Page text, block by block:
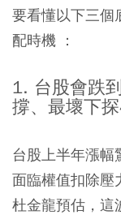
要看懂以下三個
配時機 ：
1. 台股會跌
撐、最壞下
台股上半年漲幅
面臨權值扣除壓
杜金龍預估，這